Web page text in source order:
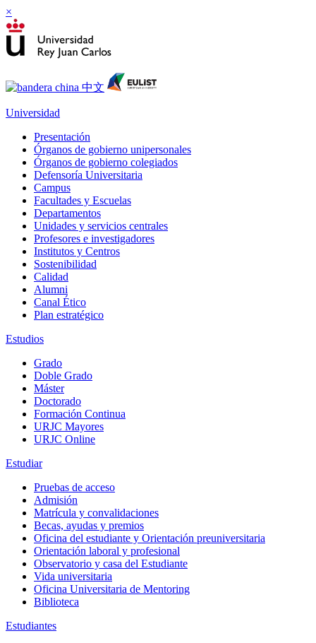
×
Universidad
Presentación
Órganos de gobierno unipersonales
Órganos de gobierno colegiados
Defensoría Universitaria
Campus
Facultades y Escuelas
Departamentos
Unidades y servicios centrales
Profesores e investigadores
Institutos y Centros
Sostenibilidad
Calidad
Alumni
Canal Ético
Plan estratégico
Estudios
Grado
Doble Grado
Máster
Doctorado
Formación Continua
URJC Mayores
URJC Online
Estudiar
Pruebas de acceso
Admisión
Matrícula y convalidaciones
Becas, ayudas y premios
Oficina del estudiante y Orientación preuniversitaria
Orientación laboral y profesional
Observatorio y casa del Estudiante
Vida universitaria
Oficina Universitaria de Mentoring
Biblioteca
Estudiantes